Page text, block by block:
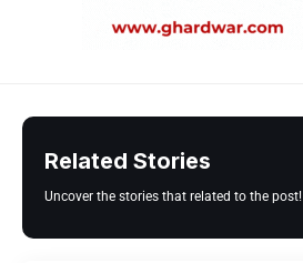
Related Stories
Uncover the stories that related to the post!